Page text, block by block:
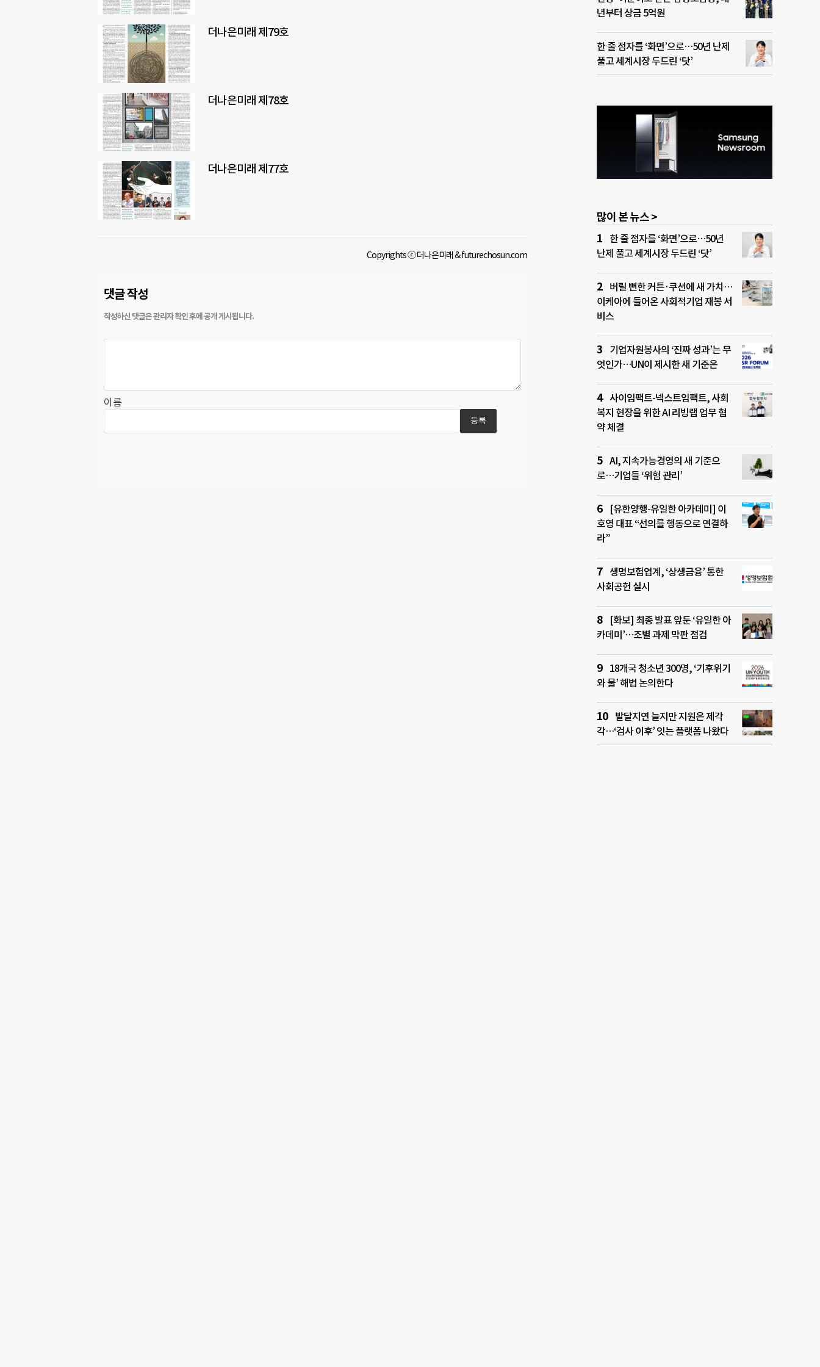
더나은미래 제79호
더나은미래 제78호
더나은미래 제77호
Copyrights ⓒ 더나은미래 & futurechosun.com
댓글 작성
이름
년부터 상금 5억원
한 줄 점자를 ‘화면’으로…50년 난제
풀고 세계시장 두드린 ‘닷’
많이 본 뉴스 >
한 줄 점자를 ‘화면’으로…50년
난제 풀고 세계시장 두드린 ‘닷’
버릴 뻔한 커튼·쿠션에 새 가치…
이케아에 들어온 사회적기업 재봉 서
비스
기업자원봉사의 ‘진짜 성과’는 무
엇인가…UN이 제시한 새 기준은
사이임팩트-넥스트임팩트, 사회
복지 현장을 위한 AI 리빙랩 업무 협
약 체결
AI, 지속가능경영의 새 기준으
로…기업들 ‘위험 관리’
[유한양행-유일한 아카데미] 이
호영 대표 “선의를 행동으로 연결하
라”
생명보험업계, ‘상생금융’ 통한
사회공헌 실시
[화보] 최종 발표 앞둔 ‘유일한 아
카데미’…조별 과제 막판 점검
18개국 청소년 300명, ‘기후위기
와 물’ 해법 논의한다
발달지연 늘지만 지원은 제각
각…‘검사 이후’ 잇는 플랫폼 나왔다